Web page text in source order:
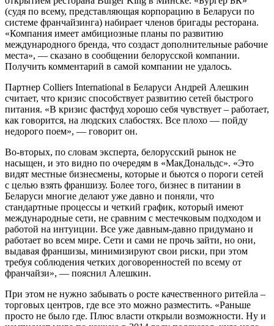
(судя по всему, представляющая корпорацию в Беларуси по
системе франчайзинга) набирает членов бригады ресторана.
«Компания имеет амбициозные планы по развитию
международного бренда, что создаст дополнительные рабочие
места», — сказано в сообщении белорусской компании.
Получить комментарий в самой компании не удалось.
Партнер Colliers International в Беларуси Андрей Алешкин
считает, что кризис способствует развитию сетей быстрого
питания. «В кризис фастфуд хорошо себя чувствует – работает,
как говорится, на людских слабостях. Все плохо — пойду
недорого поем», — говорит он.
Во-вторых, по словам эксперта, белорусский рынок не
насыщен, и это видно по очередям в «МакДональдс». «Это
видят местные бизнесмены, которые и бьются о пороги сетей
с целью взять франшизу. Более того, бизнес в питании в
Беларуси многие делают уже давно и поняли, что
стандартные процессы и четкий график, который имеют
международные сети, не сравним с местечковым подходом и
работой на интуиции. Все уже давным-давно придумано и
работает во всем мире. Сети и сами не прочь зайти, но они,
выдавая франшизы, минимизируют свои риски, при этом
требуя соблюдения четких договоренностей по всему от
франчайзи», — пояснил Алешкин.
При этом не нужно забывать о росте качественного ритейла –
торговых центров, где все это можно разместить. «Раньше
просто не было где. Плюс власти открыли возможности. Ну и